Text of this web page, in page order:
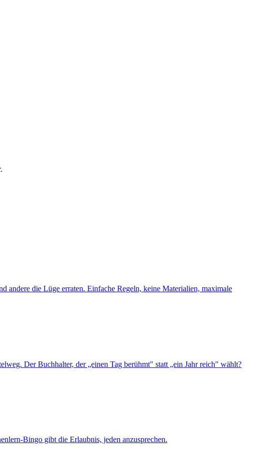
die Lüge erraten. Einfache Regeln, keine Materialien, maximale
Der Buchhalter, der „einen Tag berühmt" statt „ein Jahr reich" wählt?
Bingo gibt die Erlaubnis, jeden anzusprechen.